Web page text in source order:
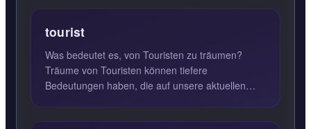
tourist
Was bedeutet es, von Touristen zu träumen?
Träume von Touristen können tiefere
Bedeutungen haben, die auf unsere aktuellen